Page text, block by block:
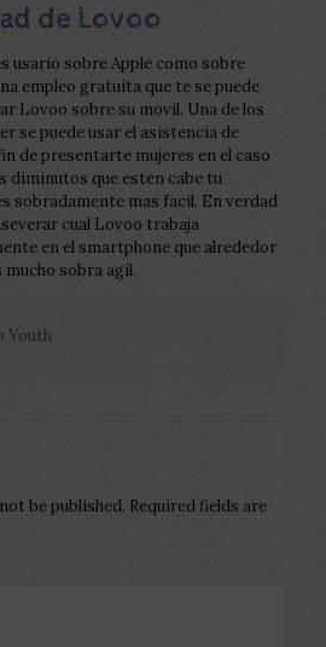
de Lovoo
usario sobre Apple como sobre
empleo gratuita que te se puede
Lovoo sobre su movil. Una de los
se puede usar el asistencia de
de presentarte mujeres en el caso
diminutos que esten cabe tu
sobradamente mas facil. En verdad
cual Lovoo trabaja
en el smartphone que alrededor
sobra agil.
Youth
be published. Required fields are